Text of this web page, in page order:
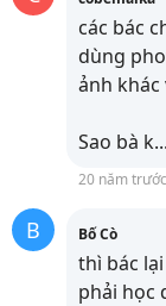
các bác
dùng
ảnh khác
Sao bà k...
20 năm trước
B Bố Cò
thì bác
phải học